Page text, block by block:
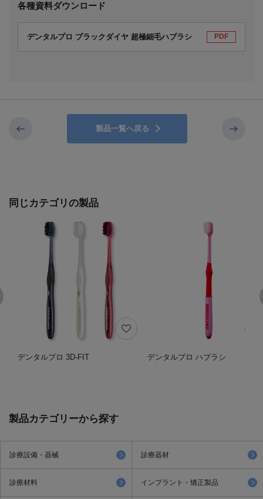
各種資料ダウンロード
デンタルプロ ブラックダイヤ 超極細毛ハブラシ PDF
製品一覧へ戻る
同じカテゴリの製品
デンタルプロ 3D-FIT デンタルプロ ハブラシ
製品カテゴリーから探す
診療設備・器械 診療器材
診療材料 インプラント・矯正製品